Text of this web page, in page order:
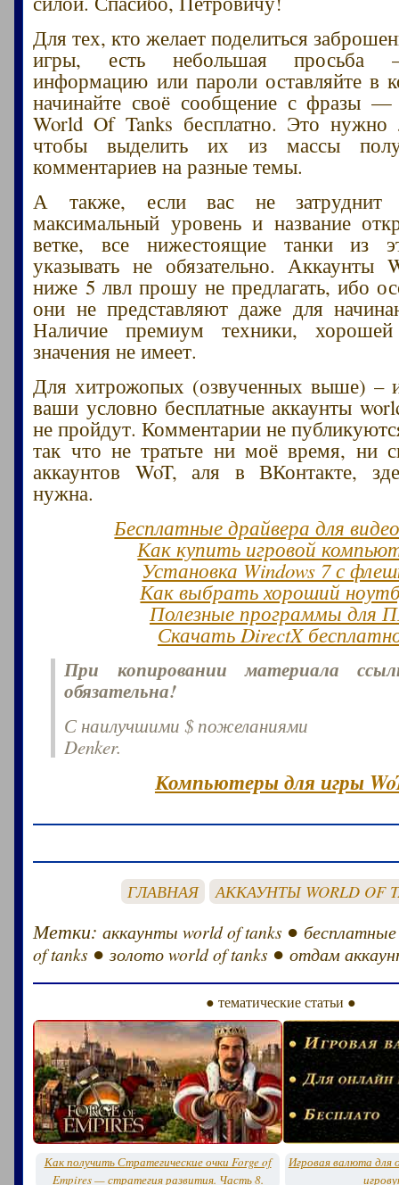
Для тех, кто желает поделиться
игры, есть небольшая просьба
информацию или пароли оставляйте в
начинайте своё сообщение с фразы —
World Of Tanks бесплатно. Это нужно
чтобы выделить их из массы
комментариев на разные темы.
А также, если вас не затруднит
максимальный уровень и название
ветке, все нижестоящие танки из
указывать не обязательно. Аккаунты
ниже 5 лвл прошу не предлагать, ибо
они не представляют даже для
Наличие премиум техники, хорошей
значения не имеет.
Для хитрожопых (озвученных выше) –
ваши условно бесплатные аккаунты
не пройдут. Комментарии не
так что не тратьте ни моё время, ни
аккаунтов WoT, аля в ВКонтакте,
нужна.
Бесплатные драйвера для
Как купить игровой
Установка Windows 7 с
Как выбрать хороший
Полезные программы для
Скачать DirectX
При копировании материала
обязательна!
С наилучшими $ пожеланиями
Denker.
Компьютеры для игры
ГЛАВНАЯ АККАУНТЫ WORLD OF
Метки:аккаунты world of tanks ●
of tanks ●золото world of tanks ●отдам
● тематические статьи ●
Как получить Стратегические очки Forge of
Empires — стратегия развития. Часть 8.
Игровая валюта для